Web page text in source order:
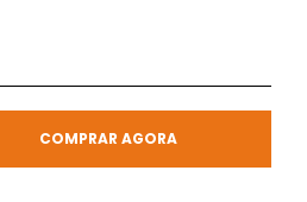
COMPRAR AGORA